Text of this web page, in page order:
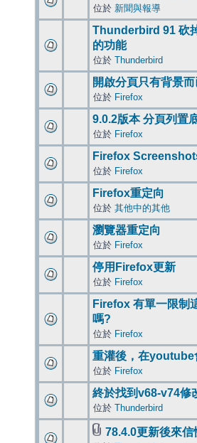
位於 新聞與報導
Thunderbird 91 砍
的功能
位於 Thunderbird
開啟分頁只有背景而
位於 Firefox
9.0.2版本 分頁列置
位於 Firefox
Firefox
位於 Firefox
Firefox重定向
位於 其他中的其他
瀏覽器重定向
位於 Firefox
停用Firefox更新
位於 Firefox
Firefox 有單一限制
嗎?
位於 Firefox
重灌後，在youtube
位於 Firefox
終於找到v68-v74修
位於 Thunderbird
78.4.0更新後來信